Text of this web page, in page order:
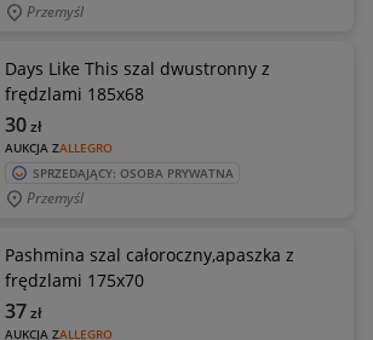
Przemyśl
Days Like This szal dwustronny z
frędzlami 185x68
AUKCJA ZALLEGRO
30zł
SPRZEDAJĄCY: OSOBA PRYWATNA
Przemyśl
Pashmina szal całoroczny,apaszka z
frędzlami 175x70
AUKCJA ZALLEGRO
37zł